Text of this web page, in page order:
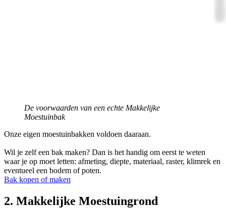
De voorwaarden van een echte Makkelijke
Moestuinbak
Onze eigen moestuinbakken voldoen daaraan.
Wil je zelf een bak maken? Dan is het handig om eerst te weten
waar je op moet letten: afmeting, diepte, materiaal, raster, klimrek en
eventueel een bodem of poten.
Bak kopen of maken
2. Makkelijke Moestuingrond